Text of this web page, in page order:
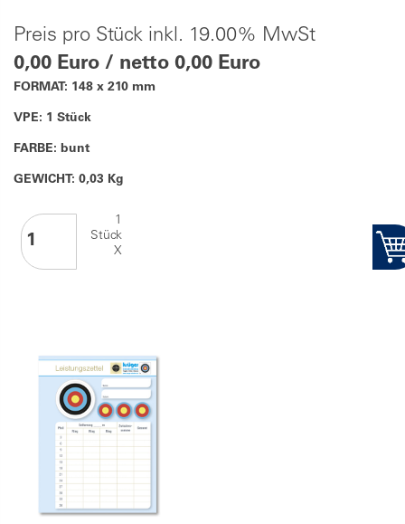
Preis pro Stück inkl. 19.00% MwSt
0,00 Euro / netto 0,00 Euro
FORMAT: 148 x 210 mm
VPE: 1 Stück
FARBE: bunt
GEWICHT: 0,03 Kg
1
Stück
X